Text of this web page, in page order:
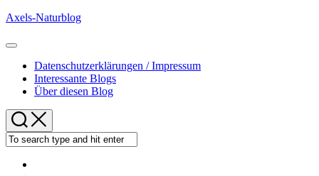
Skip
content
Axels-Naturblog
Expand
Datenschutzerklärungen / Impressum
Interessante Blogs
Über diesen Blog